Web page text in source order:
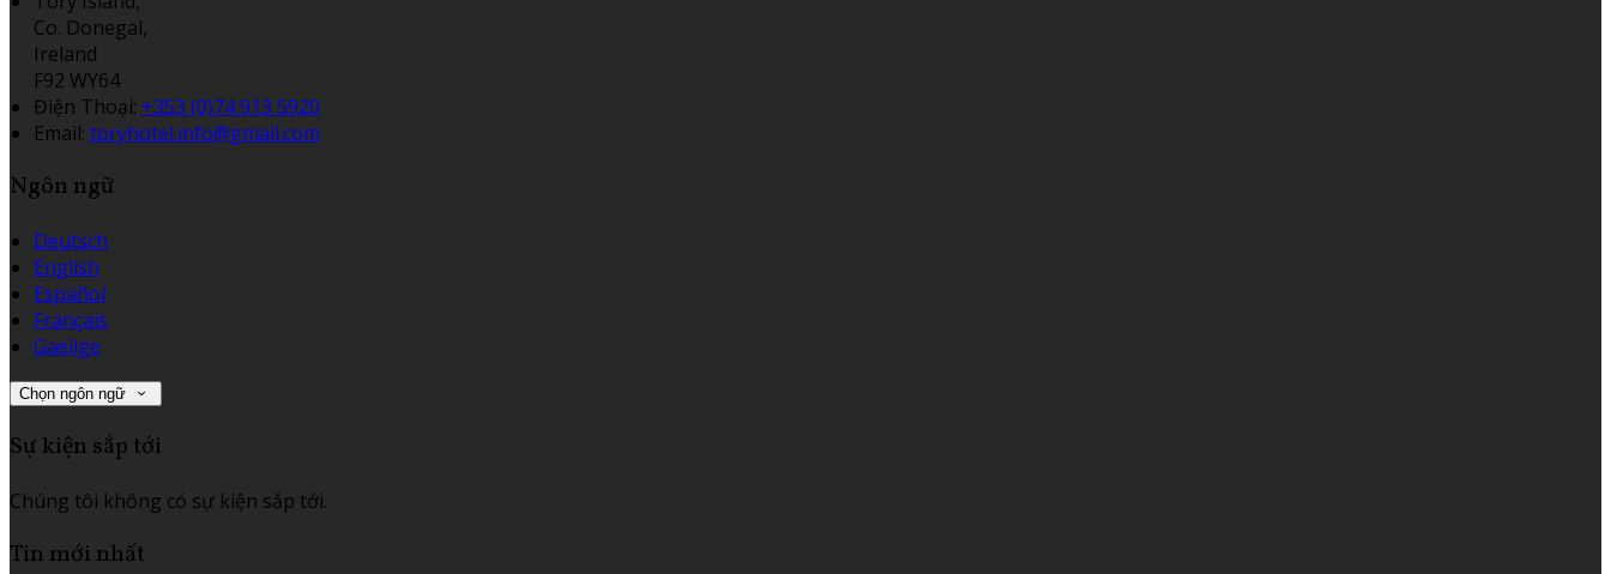
Co. Donegal,
Ireland
F92 WY64
Điện Thoại: +353 (0)74 913 5920
Email: toryhotel.info@gmail.com
Ngôn ngữ
Deutsch
English
Español
Français
Gaeilge
Chọn ngôn ngữ
Sự kiện sắp tới
Chúng tôi không có sự kiện sắp tới.
Tin mới nhất